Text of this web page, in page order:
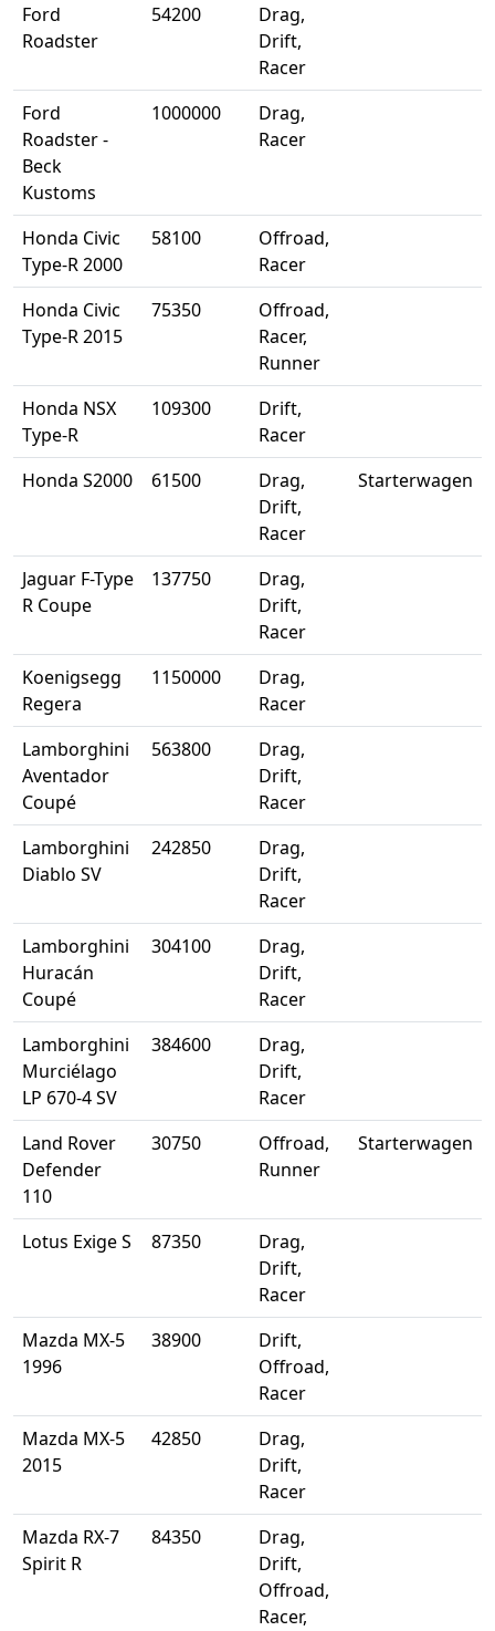
Ford
Roadster
54200
Drag,
Drift,
Racer
Ford
Roadster -
Beck
Kustoms
1000000
Drag,
Racer
Honda Civic
Type-R 2000
58100
Offroad,
Racer
Honda Civic
Type-R 2015
75350
Offroad,
Racer,
Runner
Honda NSX
Type-R
109300
Drift,
Racer
Honda S2000
61500
Drag,
Drift,
Racer
Starterwagen
Jaguar F-Type
R Coupe
137750
Drag,
Drift,
Racer
Koenigsegg
Regera
1150000
Drag,
Racer
Lamborghini
Aventador
Coupé
563800
Drag,
Drift,
Racer
Lamborghini
Diablo SV
242850
Drag,
Drift,
Racer
Lamborghini
Huracán
Coupé
304100
Drag,
Drift,
Racer
Lamborghini
Murciélago
LP 670-4 SV
384600
Drag,
Drift,
Racer
Land Rover
Defender
110
30750
Offroad,
Runner
Starterwagen
Lotus Exige S 87350
Drag,
Drift,
Racer
Mazda MX-5
1996
38900
Drift,
Offroad,
Racer
Mazda MX-5
2015
42850
Drag,
Drift,
Racer
Mazda RX-7
Spirit R
84350
Drag,
Drift,
Offroad,
Racer,